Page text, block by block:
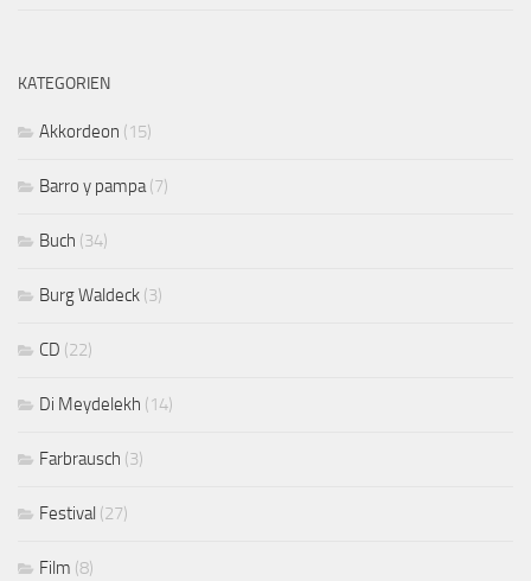
KATEGORIEN
Akkordeon (15)
Barro y pampa(7)
Buch (34)
Burg Waldeck (3)
CD (22)
Di Meydelekh (14)
Farbrausch (3)
Festival (27)
Film (8)